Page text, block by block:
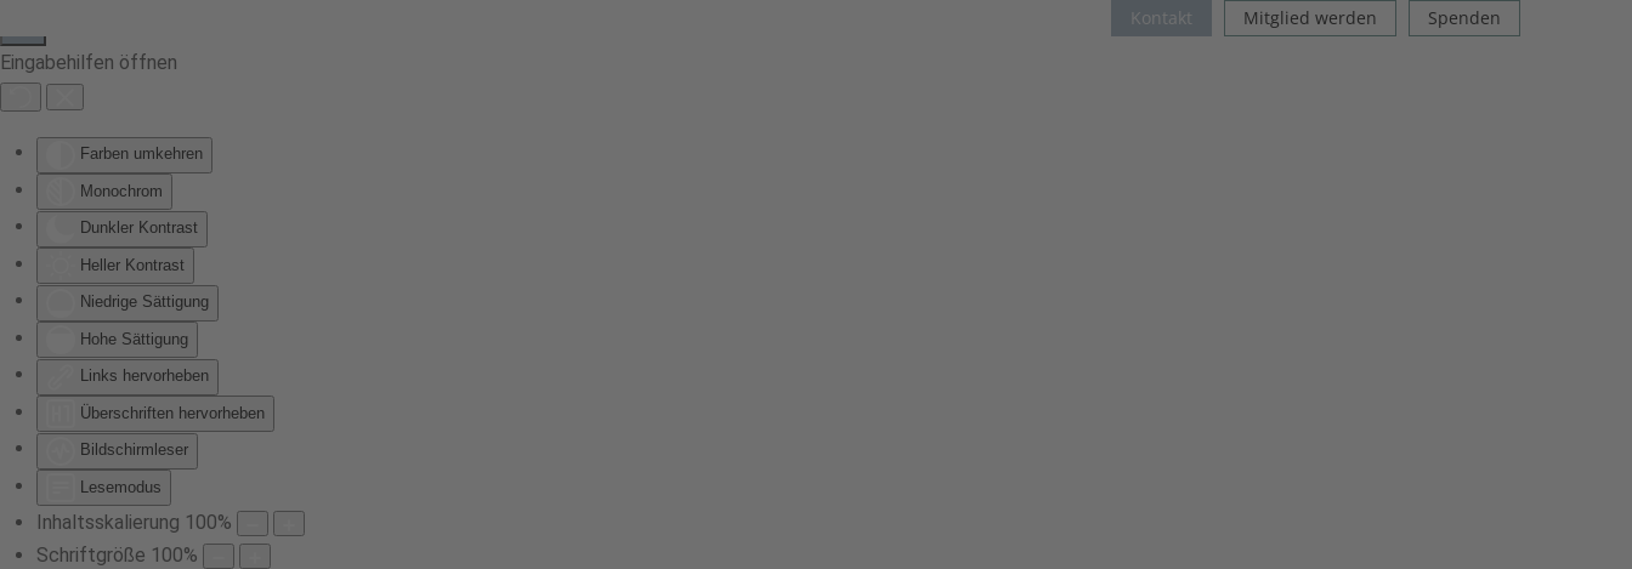
Eingabehilfen öffnen
Farben umkehren
Monochrom
Dunkler Kontrast
Heller Kontrast
Niedrige Sättigung
Hohe Sättigung
Links hervorheben
Überschriften hervorheben
Bildschirmleser
Lesemodus
Inhaltsskalierung 100%
Schriftgröße 100%
Kontakt Mitglied werden Spenden